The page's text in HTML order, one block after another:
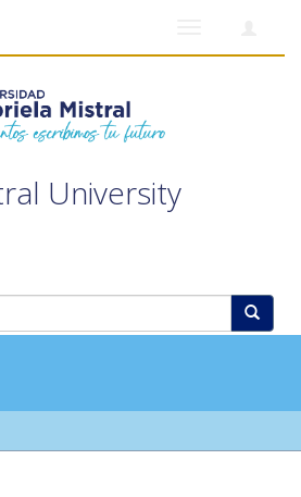
University